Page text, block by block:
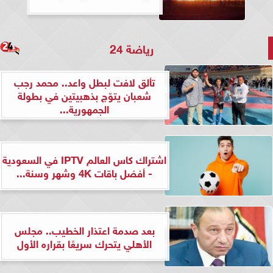
رياضة 24
تألق لافت لبطل واعد.. محمد رجب
شعبان يتوّج بذهبيتين في بطولة
الجمهورية...
اشتراك كاس العالم IPTV في السعودية
- أفضل باقات 4K وشهر وسنة...
بعد صدمة اعتذار الخطيب.. مجلس
الأهلي يتحرك سريعًا بقراره الأول